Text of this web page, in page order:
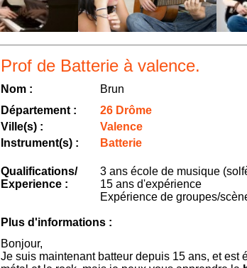
Prof de Batterie à valence.
Nom :
Brun
Département :
26 Drôme
Ville(s) :
Valence
Instrument(s) :
Batterie
Qualifications/
Experience :
3 ans école de musique
15 ans d'expérience
Expérience de groupes/
Plus d'informations :
Bonjour,
Je suis maintenant batteur depuis 15 ans, et est